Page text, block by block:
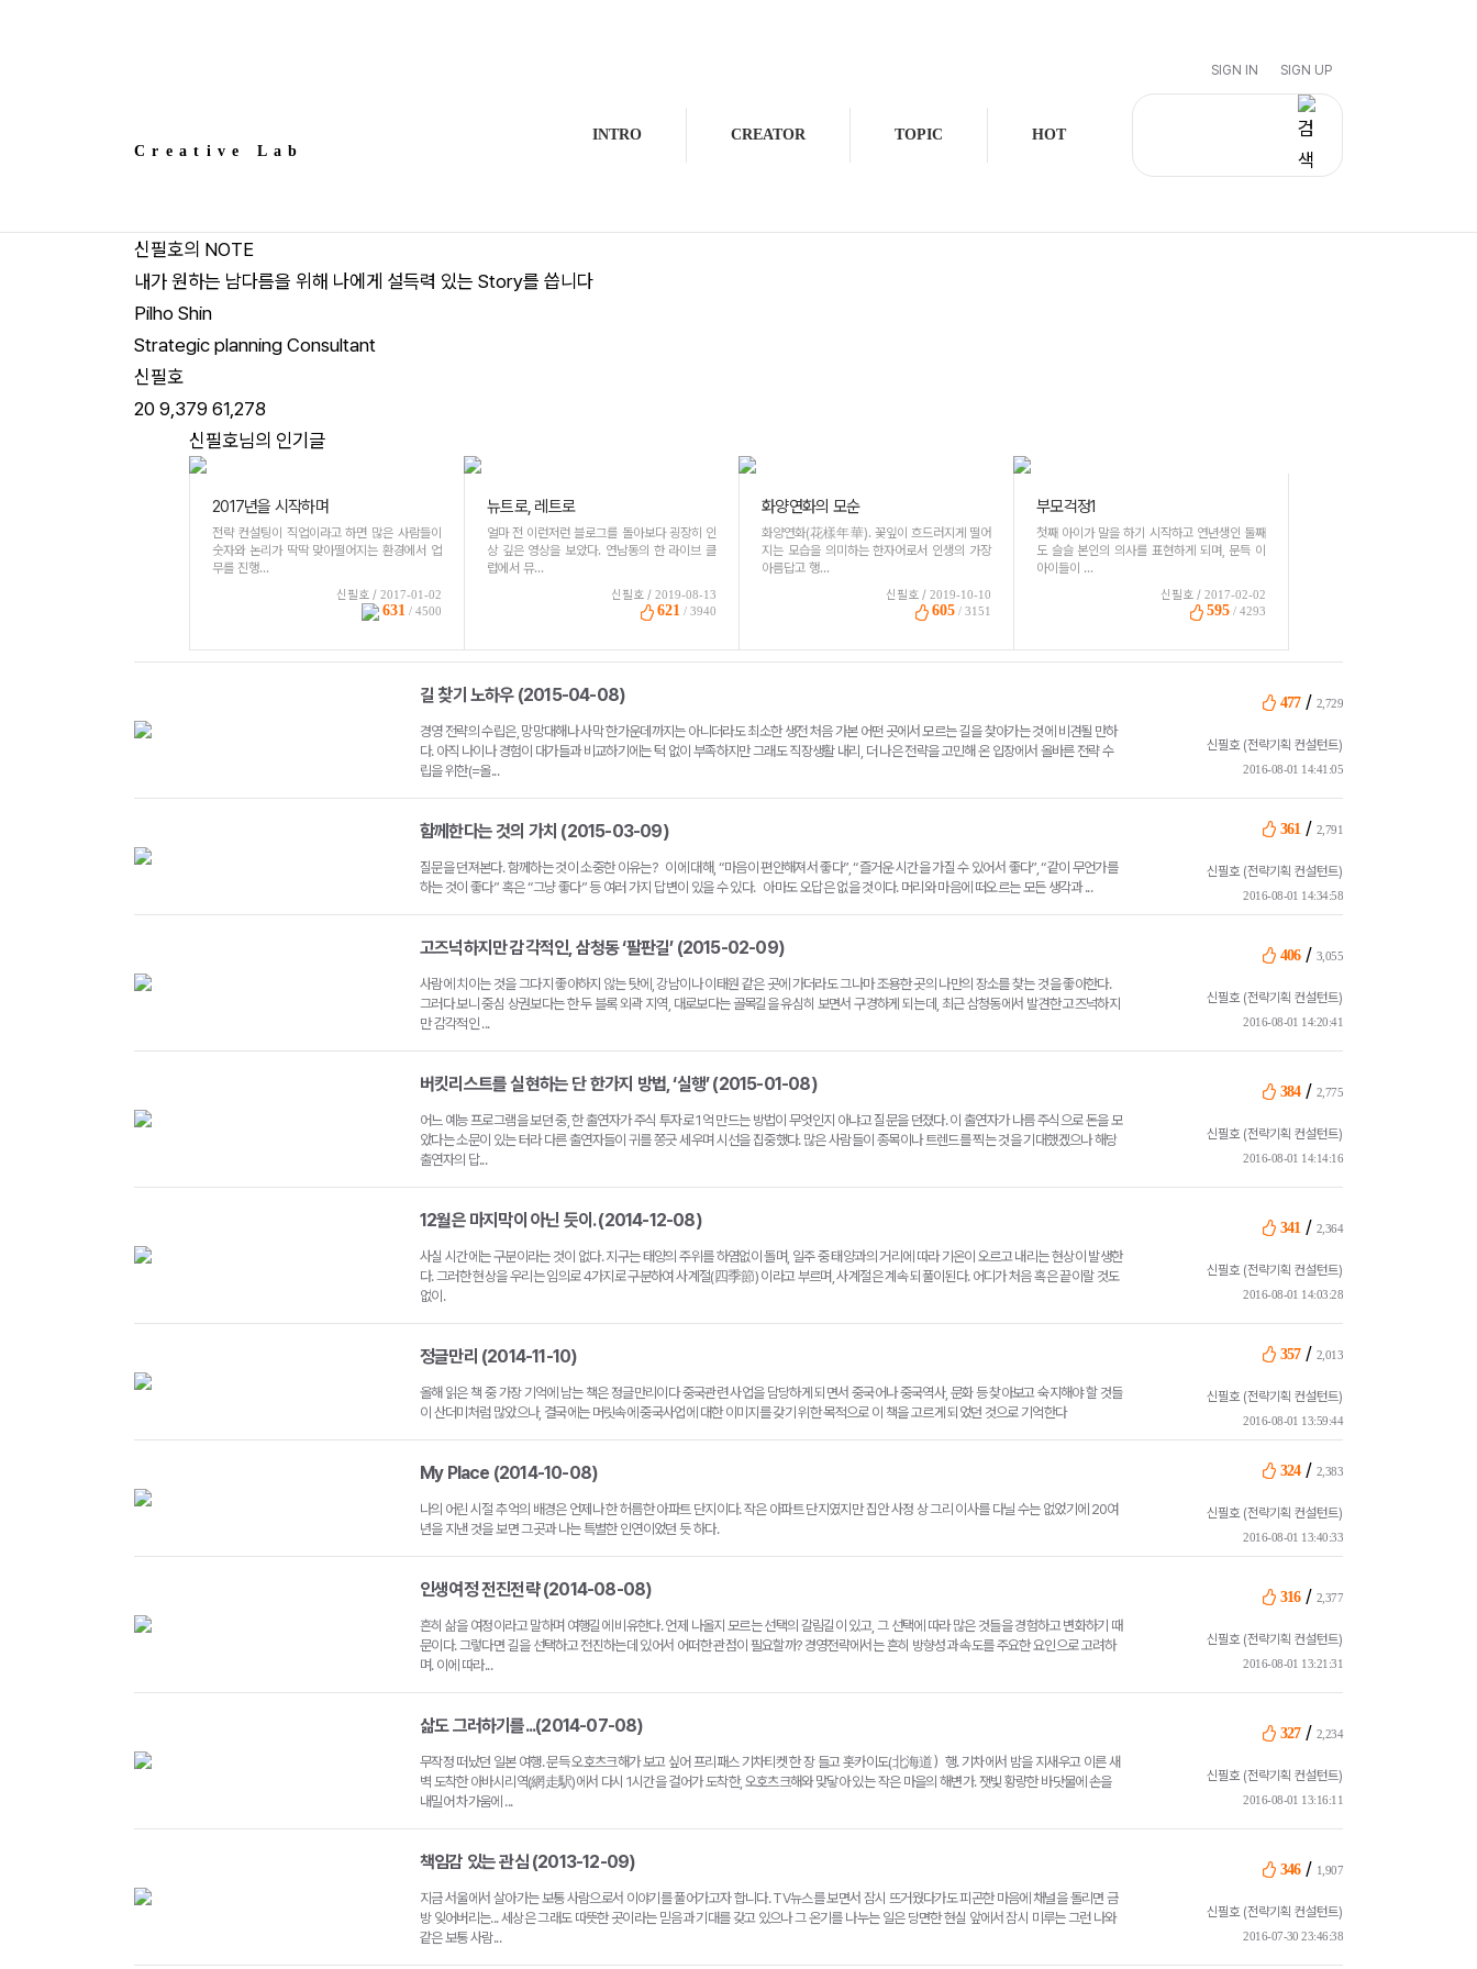
SIGN IN SIGN UP
Creative Lab
INTRO CREATOR TOPIC HOT
신필호의 NOTE
내가 원하는 남다름을 위해 나에게 설득력 있는 Story를 씁니다
Pilho Shin
Strategic planning Consultant
신필호
20 9,37961,278
신필호님의 인기글
2017년을 시작하며
전략 컨설팅이 직업이라고 하면 많은 사람들이
숫자와 논리가 딱딱 맞아떨어지는 환경에서 업
무를 진행...
신필호 / 2017-01-02
631 / 4500
뉴트로, 레트로
얼마 전 이런저런 블로그를 돌아보다 굉장히 인
상 깊은 영상을 보았다. 연남동의 한 라이브 클
럽에서 뮤...
신필호 / 2019-08-13
621 / 3940
화양연화의 모순
화양연화(花樣年華). 꽃잎이 흐드러지게 떨어
지는 모습을 의미하는 한자어로서 인생의 가장
아름답고 행...
신필호 / 2019-10-10
605 / 3151
부모걱정1
첫째 아이가 말을 하기 시작하고 연년생인 둘째
도 슬슬 본인의 의사를 표현하게 되며, 문득 이
아이들이 ...
신필호 / 2017-02-02
595 / 4293
길 찾기 노하우 (2015-04-08)
경영 전략의 수립은, 망망대해나 사막 한가운데까지는 아니더라도 최소한 생전 처음 가본 어떤 곳에서 모르는 길을 찾아가는 것에 비견될 만하
다. 아직 나이나 경험이 대가들과 비교하기에는 턱 없이 부족하지만 그래도 직장생활 내리, 더 나은 전략을 고민해 온 입장에서 올바른 전략 수
립을 위한(=올...
477/ 2,729
신필호 (전략기획 컨설턴트)
2016-08-01 14:41:05
함께한다는 것의 가치 (2015-03-09)
질문을 던져본다. 함께하는 것이 소중한 이유는? 이에 대해, “마음이 편안해져서 좋다”, “즐거운 시간을 가질 수 있어서 좋다”, “같이 무언가를
하는 것이 좋다” 혹은 “그냥 좋다” 등 여러 가지 답변이 있을 수 있다. 아마도 오답은 없을 것이다. 머리와 마음에 떠오르는 모든 생각과 ...
361 / 2,791
신필호 (전략기획 컨설턴트)
2016-08-01 14:34:58
고즈넉하지만 감각적인, 삼청동 ‘팔판길’ (2015-02-09)
사람에 치이는 것을 그다지 좋아하지 않는 탓에, 강남이나 이태원 같은 곳에 가더라도 그나마 조용한 곳의 나만의 장소를 찾는 것을 좋아한다.
그러다 보니 중심 상권보다는 한 두 블록 외곽 지역, 대로보다는 골목길을 유심히 보면서 구경하게 되는데, 최근 삼청동에서 발견한 고즈넉하지
만 감각적인 ...
406/ 3,055
신필호 (전략기획 컨설턴트)
2016-08-01 14:20:41
버킷리스트를 실현하는 단 한가지 방법, ‘실행’ (2015-01-08)
어느 예능 프로그램을 보던 중, 한 출연자가 주식 투자로 1억 만드는 방법이 무엇인지 아냐고 질문을 던졌다. 이 출연자가 나름 주식으로 돈을 모
았다는 소문이 있는 터라 다른 출연자들이 귀를 쫑긋 세우며 시선을 집중했다. 많은 사람들이 종목이나 트렌드를 찍는 것을 기대했겠으나 해당
출연자의 답...
384/ 2,775
신필호 (전략기획 컨설턴트)
2016-08-01 14:14:16
12월은 마지막이 아닌 듯이. (2014-12-08)
사실 시간에는 구분이라는 것이 없다. 지구는 태양의 주위를 하염없이 돌며, 일주 중 태양과의 거리에 따라 기온이 오르고 내리는 현상이 발생한
다. 그러한 현상을 우리는 임의로 4가지로 구분하여 사계절(四季節) 이라고 부르며, 사계절은 계속 되풀이된다. 어디가 처음 혹은 끝이랄 것도
없이.
341 / 2,364
신필호 (전략기획 컨설턴트)
2016-08-01 14:03:28
정글만리 (2014-11-10)
올해 읽은 책 중 가장 기억에 남는 책은 정글만리이다 중국관련 사업을 담당하게 되면서 중국어나 중국역사, 문화 등 찾아보고 숙지해야 할 것들
이 산더미처럼 많았으나, 결국에는 머릿속에 중국사업에 대한 이미지를 갖기 위한 목적으로 이 책을 고르게 되었던 것으로 기억한다
357/ 2,013
신필호 (전략기획 컨설턴트)
2016-08-01 13:59:44
My Place (2014-10-08)
나의 어린 시절 추억의 배경은 언제나 한 허름한 아파트 단지이다. 작은 아파트 단지였지만 집안 사정 상 그리 이사를 다닐 수는 없었기에 20여
년을 지낸 것을 보면 그곳과 나는 특별한 인연이었던 듯 하다.
324/ 2,383
신필호 (전략기획 컨설턴트)
2016-08-01 13:40:33
인생여정 전진전략 (2014-08-08)
흔히 삶을 여정이라고 말하며 여행길에 비유한다. 언제 나올지 모르는 선택의 갈림길이 있고, 그 선택에 따라 많은 것들을 경험하고 변화하기 때
문이다. 그렇다면 길을 선택하고 전진하는데 있어서 어떠한 관점이 필요할까? 경영전략에서는 흔히 방향성과 속도를 주요한 요인으로 고려하
며. 이에 따라...
316/ 2,377
신필호 (전략기획 컨설턴트)
2016-08-01 13:21:31
삶도 그러하기를...(2014-07-08)
무작정 떠났던 일본 여행. 문득 오호츠크해가 보고 싶어 프리패스 기차티켓 한 장 들고 홋카이도(北海道）행. 기차에서 밤을 지새우고 이른 새
벽 도착한 아바시리역(網走駅)에서 다시 1시간을 걸어가 도착한, 오호츠크해와 맞닿아 있는 작은 마을의 해변가. 잿빛 황량한 바닷물에 손을
내밀어 차가움에 ...
327/ 2,234
신필호 (전략기획 컨설턴트)
2016-08-01 13:16:11
책임감 있는 관심 (2013-12-09)
지금 서울에서 살아가는 보통 사람으로서 이야기를 풀어가고자 합니다. TV뉴스를 보면서 잠시 뜨거웠다가도 피곤한 마음에 채널을 돌리면 금
방 잊어버리는... 세상은 그래도 따뜻한 곳이라는 믿음과 기대를 갖고 있으나 그 온기를 나누는 일은 당면한 현실 앞에서 잠시 미루는 그런 나와
같은 보통 사람...
346/ 1,907
신필호 (전략기획 컨설턴트)
2016-07-30 23:46:38